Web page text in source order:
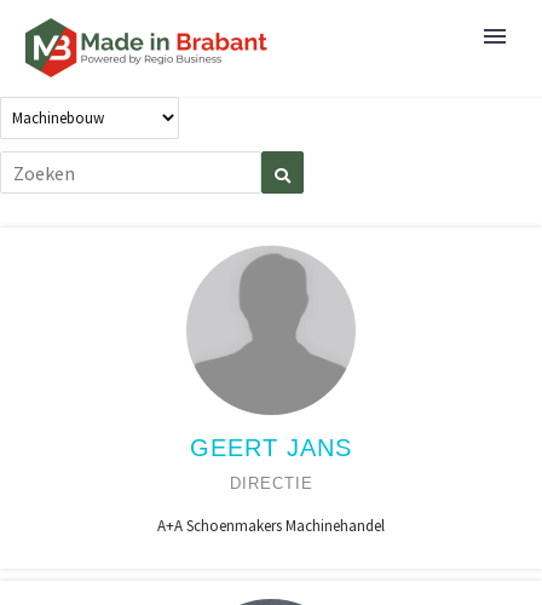
GEERT JANS
DIRECTIE
A+A Schoenmakers Machinehandel